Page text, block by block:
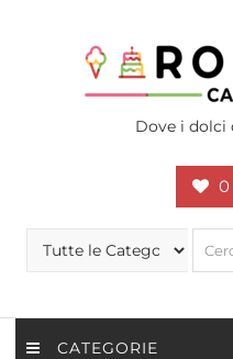
Dove i dolci
0
CATEGORIE